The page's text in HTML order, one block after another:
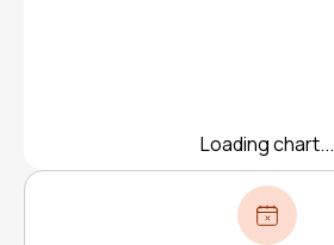
Loading chart...